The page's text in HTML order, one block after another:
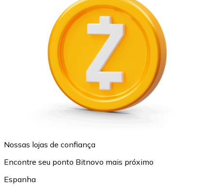
Nossas lojas de confiança
Encontre seu ponto Bitnovo mais próximo
Espanha